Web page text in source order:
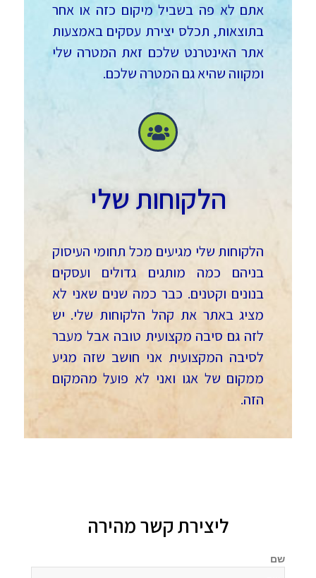
אתם לא פה בשביל מיקום כזה או אחר
בתוצאות, תכלס יצירת עסקים באמצעות
אתר האינטרנט שלכם זאת המטרה שלי
ומקווה שהיא גם המטרה שלכם.
הלקוחות שלי
הלקוחות שלי מגיעים מכל תחומי העיסוק
בניהם כמה מותגים גדולים ועסקים
בנונים וקטנים. כבר כמה שנים שאני לא
מציג באתר את קהל הלקוחות שלי. יש
לזה גם סיבה מקצועית טובה אבל מעבר
לסיבה המקצועית אני חושב שזה מגיע
ממקום של אגו ואני לא פועל מהמקום
הזה.
ליצירת קשר מהירה
שם